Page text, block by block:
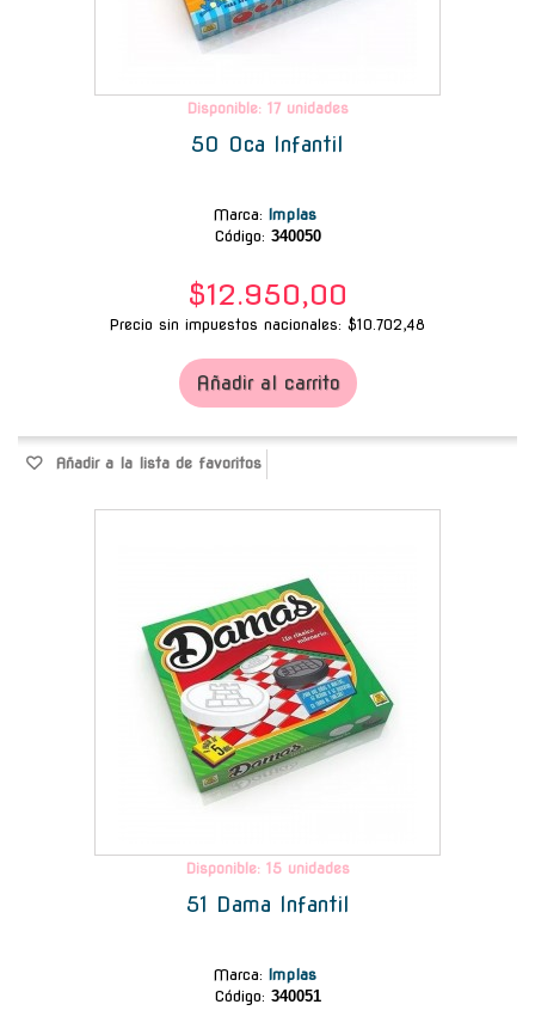
Disponible: 17 unidades
50 Oca Infantil
Marca: Implas
Código: 340050
$12.950,00
Precio sin impuestos nacionales: $10.702,48
Añadir al carrito
Añadir a la lista de favoritos
Disponible: 15 unidades
51 Dama Infantil
Marca: Implas
Código: 340051